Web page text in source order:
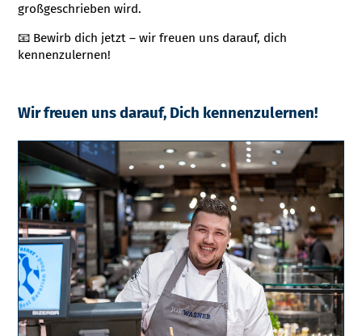
großgeschrieben wird.
📧 Bewirb dich jetzt – wir freuen uns darauf, dich
kennenzulernen!
Wir freuen uns darauf, Dich kennenzulernen!